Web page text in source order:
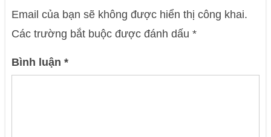
Email của bạn sẽ không được hiển thị công khai.
Các trường bắt buộc được đánh dấu*
Bình luận*